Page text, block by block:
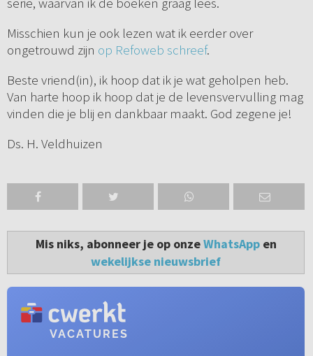
Misschien kun je ook lezen wat ik eerder over
ongetrouwd zijn op Refoweb schreef.
Beste vriend(in), ik hoop dat ik je wat geholpen heb.
Van harte hoop ik hoop dat je de levensvervulling mag
vinden die je blij en dankbaar maakt. God zegene je!
Ds. H. Veldhuizen
Mis niks, abonneer je op onzeWhatsAppen
wekelijkse nieuwsbrief